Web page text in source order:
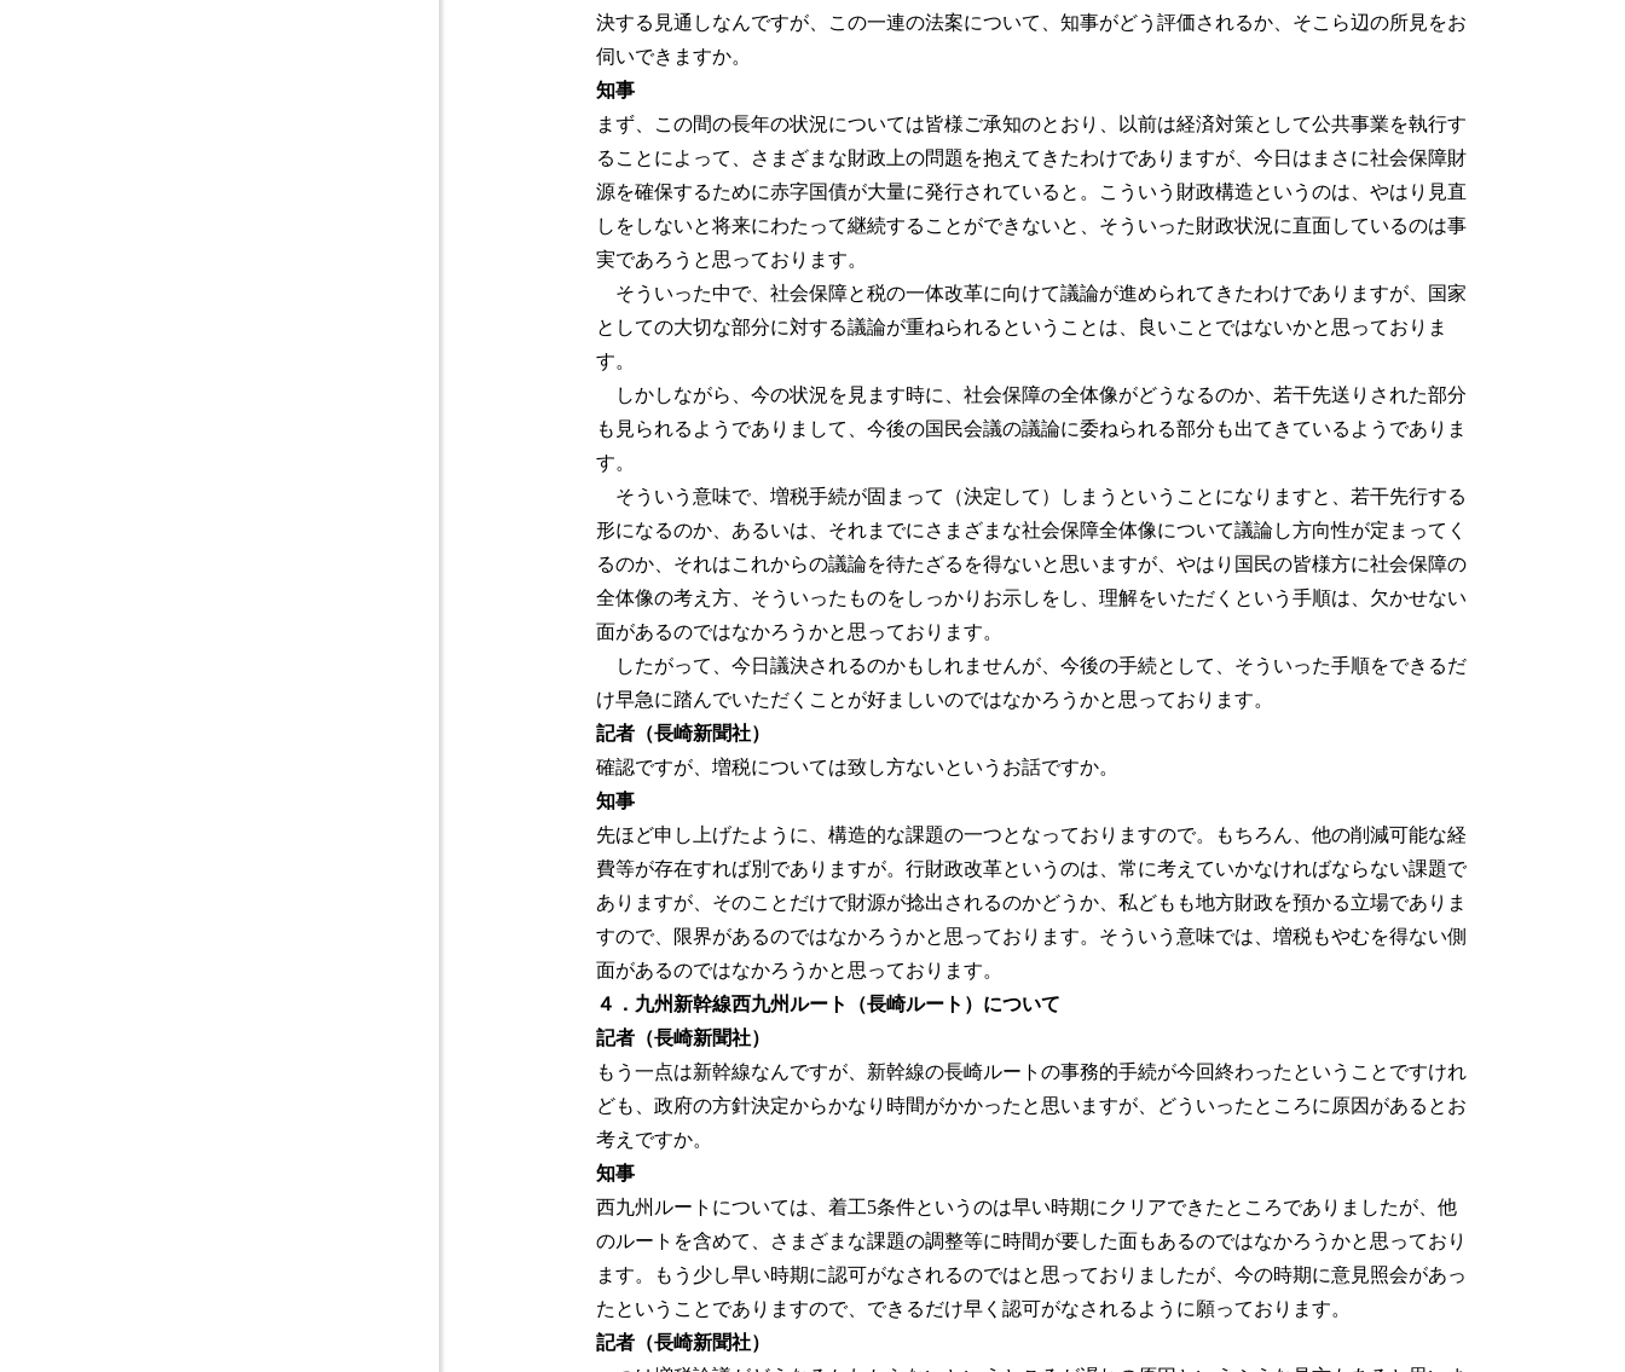
決する見通しなんですが、この一連の法案について、知事がどう評価されるか、そこら辺の所見をお
伺いできますか。
知事
まず、この間の長年の状況については皆様ご承知のとおり、以前は経済対策として公共事業を執行す
ることによって、さまざまな財政上の問題を抱えてきたわけでありますが、今日はまさに社会保障財
源を確保するために赤字国債が大量に発行されていると。こういう財政構造というのは、やはり見直
しをしないと将来にわたって継続することができないと、そういった財政状況に直面しているのは事
実であろうと思っております。
そういった中で、社会保障と税の一体改革に向けて議論が進められてきたわけでありますが、国家
としての大切な部分に対する議論が重ねられるということは、良いことではないかと思っておりま
す。
しかしながら、今の状況を見ます時に、社会保障の全体像がどうなるのか、若干先送りされた部分
も見られるようでありまして、今後の国民会議の議論に委ねられる部分も出てきているようでありま
す。
そういう意味で、増税手続が固まって（決定して）しまうということになりますと、若干先行する
形になるのか、あるいは、それまでにさまざまな社会保障全体像について議論し方向性が定まってく
るのか、それはこれからの議論を待たざるを得ないと思いますが、やはり国民の皆様方に社会保障の
全体像の考え方、そういったものをしっかりお示しをし、理解をいただくという手順は、欠かせない
面があるのではなかろうかと思っております。
したがって、今日議決されるのかもしれませんが、今後の手続として、そういった手順をできるだ
け早急に踏んでいただくことが好ましいのではなかろうかと思っております。
記者（長崎新聞社）
確認ですが、増税については致し方ないというお話ですか。
知事
先ほど申し上げたように、構造的な課題の一つとなっておりますので。もちろん、他の削減可能な経
費等が存在すれば別でありますが。行財政改革というのは、常に考えていかなければならない課題で
ありますが、そのことだけで財源が捻出されるのかどうか、私どもも地方財政を預かる立場でありま
すので、限界があるのではなかろうかと思っております。そういう意味では、増税もやむを得ない側
面があるのではなかろうかと思っております。
４．九州新幹線西九州ルート（長崎ルート）について
記者（長崎新聞社）
もう一点は新幹線なんですが、新幹線の長崎ルートの事務的手続が今回終わったということですけれ
ども、政府の方針決定からかなり時間がかかったと思いますが、どういったところに原因があるとお
考えですか。
知事
西九州ルートについては、着工5条件というのは早い時期にクリアできたところでありましたが、他
のルートを含めて、さまざまな課題の調整等に時間が要した面もあるのではなかろうかと思っており
ます。もう少し早い時期に認可がなされるのではと思っておりましたが、今の時期に意見照会があっ
たということでありますので、できるだけ早く認可がなされるように願っております。
記者（長崎新聞社）